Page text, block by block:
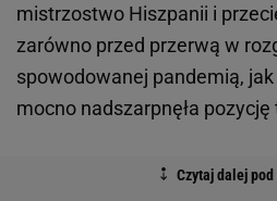
mistrzostwo Hiszpanii i
zarówno przed przerwą w
spowodowanej pandemią,
mocno nadszarpnęła